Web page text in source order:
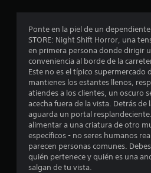
Ponte en la piel de un
STORE: Night Shift Horror, una
en primera persona donde dirigir
conveniencia al borde de la
Este no es el típico supermercado
mantienes los estantes llenos,
atiendes a los clientes, un oscuro
acecha fuera de la vista. Detrás de
aguarda un portal
alimentar a una criatura de otro
específicos - no seres humanos
parecen personas comunes.
quién pertenece y quién es una
salgan de tu vista.